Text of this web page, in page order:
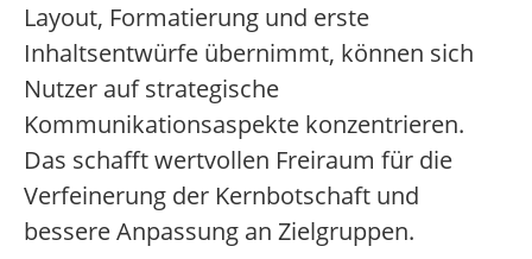
Layout, Formatierung und erste
Inhaltsentwürfe übernimmt, können sich
Nutzer auf strategische
Kommunikationsaspekte konzentrieren.
Das schafft wertvollen Freiraum für die
Verfeinerung der Kernbotschaft und
bessere Anpassung an Zielgruppen.